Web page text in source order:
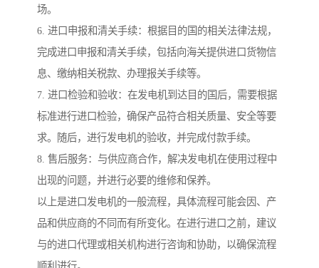
场。
6. 进口申报和清关手续：根据目的国的相关法律法规，
完成进口申报和清关手续，包括向海关提供进口货物信
息、缴纳相关税款、办理报关手续等。
7. 进口检验和验收：在发电机到达目的国后，需要根据
标准进行进口检验，确保产品符合相关质量、安全等要
求。随后，进行发电机的验收，并完成付款手续。
8. 售后服务：与供应商合作，解决发电机在使用过程中
出现的问题，并进行必要的维修和保养。
以上是进口发电机的一般流程，具体流程可能会因、产
品和供应商的不同而有所变化。在进行进口之前，建议
与的进口代理或相关机构进行咨询和协助，以确保流程